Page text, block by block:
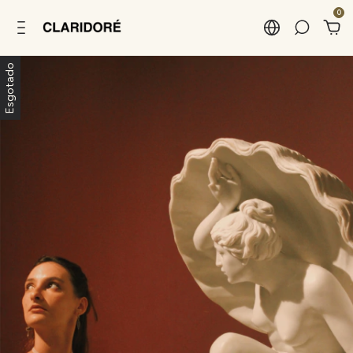
0
Esgotado